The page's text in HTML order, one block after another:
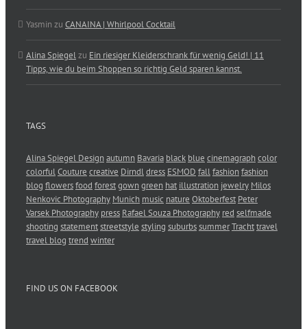
Yasmin zu CANAINA | Whirlpool Cocktail
Alina Spiegelzu Ein riesiger Kleiderschrank für wenig Geld! | 11
Tipps, wie du beim Shoppen so richtig Geld sparen kannst.
TAGS
Alina Spiegel Designautumn Bavaria black blue cinemagraphcolor
colorfulCouture creative Dirndldress ESMOD fallfashionfashion
blog flowersfood forestgowngreen hat illustration jewelry Milos
Nenkovic Photography Munich music nature Oktoberfest Peter
Varsek Photography press Rafael Souza Photography red selfmade
shooting statementstreetstyle styling suburbssummerTrachttravel
travel blog trend winter
FIND US ON FACEBOOK